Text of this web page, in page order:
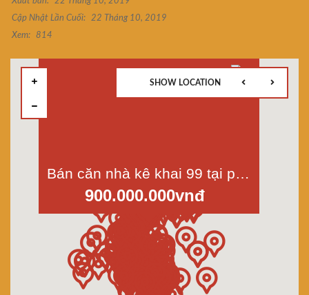
Cập Nhật Lần Cuối:
22 Tháng 10, 2019
Xem:
814
Bán căn nhà kê khai 99 tại p.15 quận 8, dt 3x6m, 1 lầu, 900tr
900.000.000vnđ
SHOW LOCATION